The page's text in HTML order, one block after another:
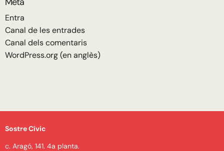
Entra
Canal de les entrades
Canal dels comentaris
WordPress.org (en anglès)
Sostre Cívic
c. Aragó, 141. 4a planta.